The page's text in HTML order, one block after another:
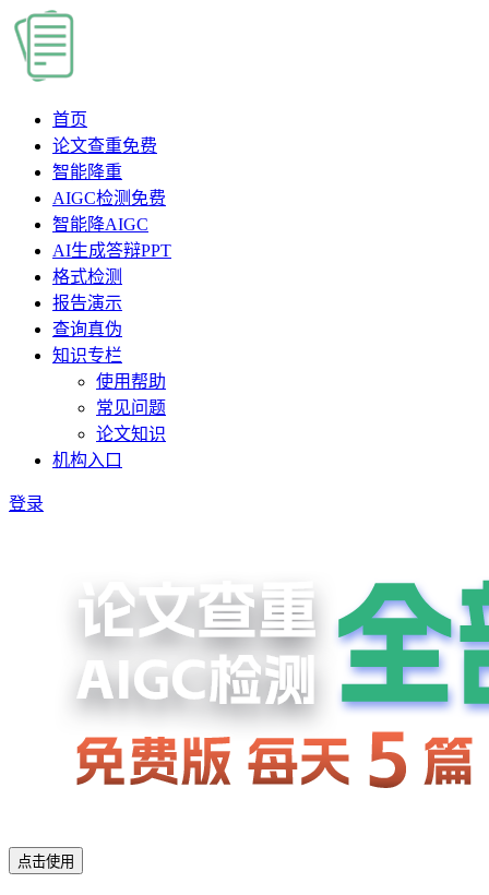
首页
论文查重免费
智能降重
AIGC检测 免费
智能降AIGC
AI生成答辩PPT
格式检测
报告演示
查询真伪
知识专栏
使用帮助
常见问题
论文知识
机构入口
登录
点击使用